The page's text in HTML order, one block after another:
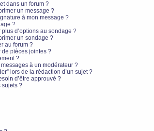
dans un forum ?
un message ?
à mon message ?
?
d’options au sondage ?
un sondage ?
au forum ?
de pièces jointes ?
?
à un modérateur ?
lors de la rédaction d’un sujet ?
d’être approuvé ?
sujets ?